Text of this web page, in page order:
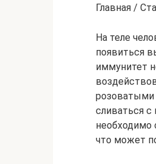
Главная /
На теле
появиться
иммунитет
розоватыми
сливаться с
необходимо
что может